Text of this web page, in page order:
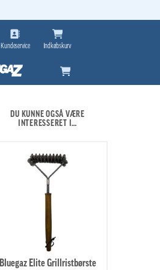
Kundeservice Indkøbskurv
DU KUNNE OGSÅ VÆRE
INTERESSERET I…
Bluegaz Elite Grillristbørste